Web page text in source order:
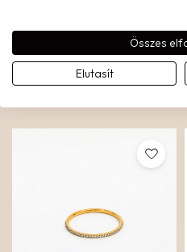
BELOVED GYŰRŰ
Aranyozott nemesacél
Összes
Elutasít